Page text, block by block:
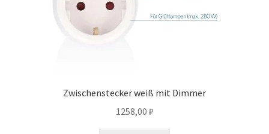
Zwischenstecker weiß mit Dimmer
1258,00 ₽